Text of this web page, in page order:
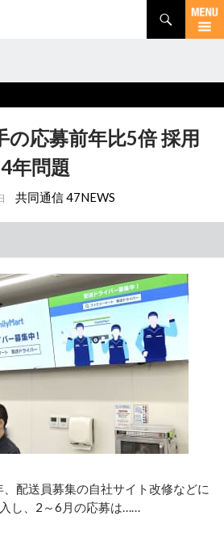
の応募前年比5倍 採用
年問題
共同通信 47NEWS
配送員募集の自社サイト改修などに
し、2～6月の応募は……